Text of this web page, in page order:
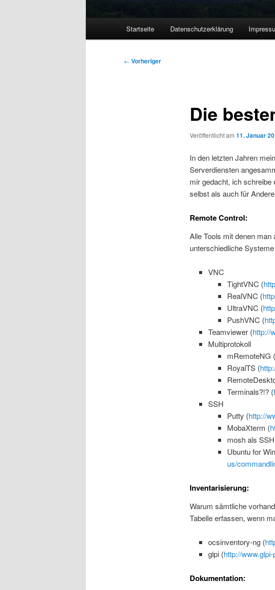
Startseite Datenschutzerklärung
Beitragsnavigation
← Vorheriger
Die
Veröffentlicht am 11. Januar
In den letzten Jahren
Serverdiensten
mir gedacht, ich
selbst als auch für
Remote Control:
Alle Tools mit denen
unterschiedliche
VNC
TightVNC (
RealVNC (
UltraVNC (
PushVNC (
Teamviewer (http://
Multiprotokoll
mRemoteNG (
RoyalTS (
Terminals?!? (
SSH
Putty (http://
MobaXterm (
mosh als
Ubuntu for
us/
Inventarisierung:
Warum sämtliche
Tabelle erfassen, wenn
ocsinventory-ng (
glpi (http://
Dokumentation: